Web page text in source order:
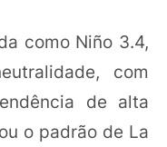
como Niño 3.4,
com
de alta
o padrão de La